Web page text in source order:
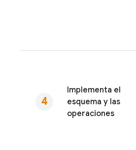
Implementa el
esquema y las
operaciones